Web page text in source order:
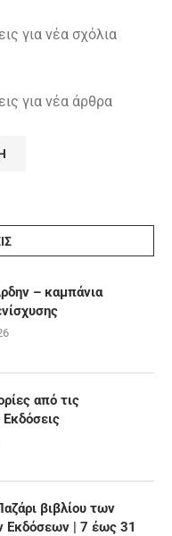
για νέα σχόλια
για νέα άρθρα
– καμπάνια
από τις
Εκδόσεις
βιβλίου των
Εκδόσεων | 7 έως 31